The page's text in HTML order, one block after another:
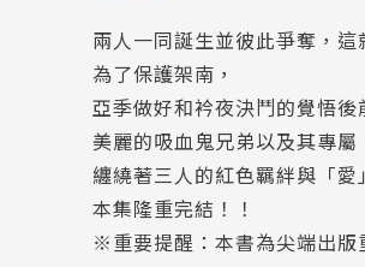
兩人一同誕生並彼此爭奪，這
為了保護架南，
亞季做好和衿夜決鬥的覺悟後
美麗的吸血鬼兄弟以及其專屬
纏繞著三人的紅色羈絆與「愛
本集隆重完結！！
※重要提醒：本書為尖端出版